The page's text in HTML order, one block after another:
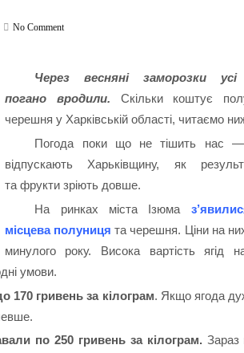
No Comment
Через весняні заморозки
погано вродили. Скільки коштує
черешня у Харківській області, читаємо
Погода поки що не тішить нас
відпускають Харьківщину, як
та фрукти зріють довше.
На ринках міста Ізюма
місцева полуниця та черешня. Ціни на
минулого року. Висока вартість ягід
умови.
170 гривень за кілограм. Якщо ягода
по 250 гривень за кілограм.Зараз